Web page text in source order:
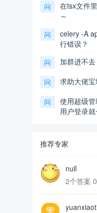
问
在tsx文件
～
问
celery -A
行错误？
问 加群进不
问 求助大佬
问
使用超级
用户登录
推荐专家
null
2个答案